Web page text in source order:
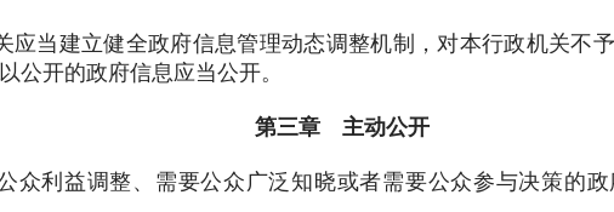
当建立健全政府信息管理动态调整机制，对本行政机关不
公开的政府信息应当公开。
第三章 主动公开
众利益调整、需要公众广泛知晓或者需要公众参与决策的